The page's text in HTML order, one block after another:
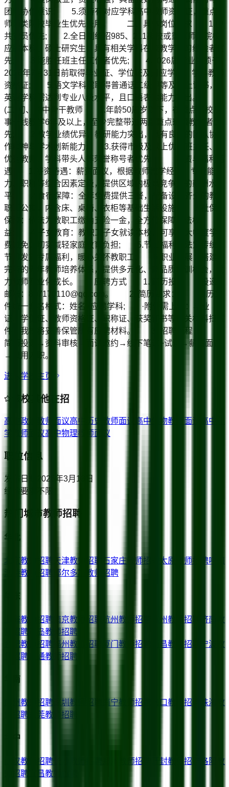
团队协作意识; 5.须持有对应学科高中教师资格证，重点
师范类院校毕业生优先录用。 二、具体岗位要求 1.中
共党员优先; 2.全日制统招985、211高校或重点师范院校
应届本科、硕士研究生，具有相关学科在校教学实习经验者优
先; 3.能胜任班主任工作者优先; 4.2026届毕业生须于
2026年7月31日前取得毕业证、学位证及对应学段、学科教师
资格证; 5.语文学科需取得普通话二级甲等及以上证书，
英语学科需达到专业八级水平，且口语表达能力突出。
(二)初、高中骨干教师 1.年龄50周岁以下，在重点名校从
事一线教学6年及以上，至少完整带过两届重点班级教学者优
先; 2.教学业绩优异，教研能力突出，具有良好的团队协
作精神与学术创新能力; 3.获得市级及以上优秀班主任、
优秀教师、学科带头人等荣誉称号者优先。 薪资与福利待
遇 1.薪资待遇：薪资面议，根据教师教学经验、专业能
力、职称等综合因素定级，提供区域内极具竞争力的薪酬水
平; 2.食宿保障：全年免费提供三餐，配备设施齐全的教
职工公寓，内含床、桌椅、衣柜等基础生活设施; 3.社保
保障：依法为教职工缴纳五险一金，全方位保障合法权
益; 4.子女教育：教职工子女就读本校，可享受大幅度学
费减免，切实减轻家庭教育负担; 5.节日福利：法定传统
节日发放专属福利，暖心关怀教职工; 6.职业发展：搭建
完善的青年教师培养体系，提供多元化、高品质培训机会，助
力教师专业化成长。 应聘方式 1. 简历投递 投递
邮箱：807170110@qq.com。 2. 简历要求： ·简历文
件统一命名格式：姓名+应聘学科; ·附件需上传：毕业
证、学位证、教师资格证、职称证、获奖证书等相关材料扫描
件，我校将妥善保管所有应聘材料。 3. 招聘流程：
简历投递→资料审核→面试邀约→线下笔试+试讲→薪资面谈
→录用入职。
进入学校主页
该校其他在招
高中政治教师 面议高中历史教师面议 高中生物教师 面议
高中化
学教师 面议高中物理教师面议
职位信息
发布日期
2026年3月13日
经验要求
不限
热门城市教师招聘
华北
北京教师招聘 天津教师招聘 石家庄 教师招聘 太原 教师招聘呼和
浩特教师招聘 鄂尔多斯 教师招聘
华东
上海教师招聘 南京教师招聘 杭州教师招聘 苏州教师招聘 济南
教
师招聘
青岛教师招聘
合肥教师招聘 福州教师招聘 厦门 教师招聘 南昌教师招聘 宁波
教
师招聘
南通教师招聘
华南
教师招聘 深圳 教师招聘 南宁教师招聘 海口教师招聘 珠海
教
师招聘
东莞教师招聘
华中
武汉教师招聘 教师招聘 开封教师招聘 洛阳
教
师招聘
宜昌教师招聘